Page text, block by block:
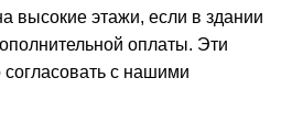
высокие этажи, если в здании
оплаты. Эти
с нашими